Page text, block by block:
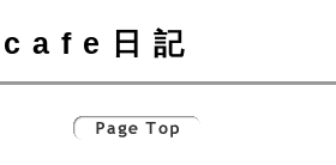
cafe日記